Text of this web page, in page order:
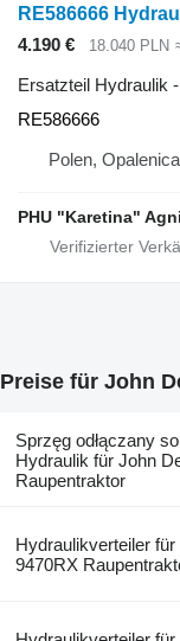
4.190 € 18.040 PLN
Ersatzteil Hydraulik
RE586666
Polen, Opalenica
PHU "Karetina"
Preise für John
Sprzęg odłączany
Hydraulik für John
Raupentraktor
Hydraulikverteiler
9470RX